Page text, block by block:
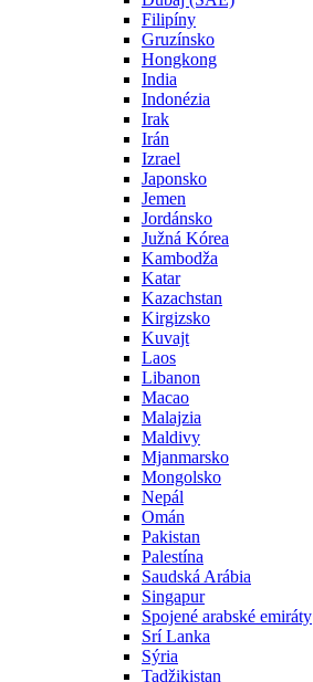
Filipíny
Gruzínsko
Hongkong
India
Indonézia
Irak
Irán
Izrael
Japonsko
Jemen
Jordánsko
Južná Kórea
Kambodža
Katar
Kazachstan
Kirgizsko
Kuvajt
Laos
Libanon
Macao
Malajzia
Maldivy
Mjanmarsko
Mongolsko
Nepál
Omán
Pakistan
Palestína
Saudská Arábia
Singapur
Spojené arabské emiráty
Srí Lanka
Sýria
Tadžikistan